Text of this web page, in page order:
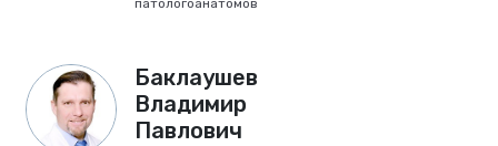
патологоанатомов
Баклаушев
Владимир
Павлович